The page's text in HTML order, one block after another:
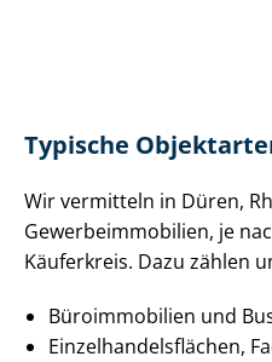
Typische
Wir vermitteln in Düren,
Ge­wer­be­im­mo­bi­li­en, je
Käuferkreis. Dazu zählen
Büroimmobilien und
Ein­zel­han­dels­flä­chen,